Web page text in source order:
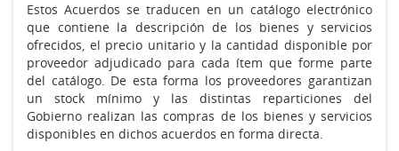
Estos Acuerdos se traducen en un catálogo electrónico
que contiene la descripción de los bienes y servicios
ofrecidos, el precio unitario y la cantidad disponible por
proveedor adjudicado para cada ítem que forme parte
del catálogo. De esta forma los proveedores garantizan
un stock mínimo y las distintas reparticiones del
Gobierno realizan las compras de los bienes y servicios
disponibles en dichos acuerdos en forma directa.